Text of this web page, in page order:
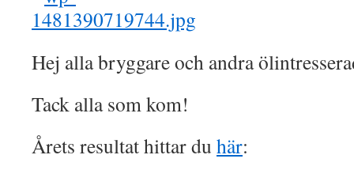
Hej alla bryggare och andra
Tack alla som kom!
Årets resultat hittar du här: